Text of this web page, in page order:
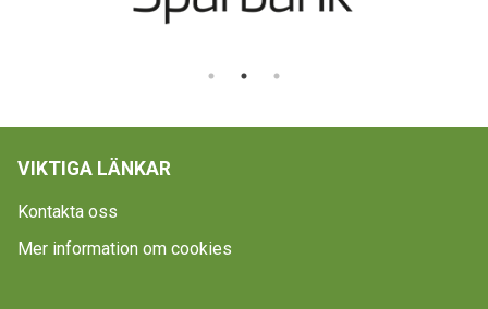
VIKTIGA LÄNKAR
Kontakta oss
Mer information om cookies